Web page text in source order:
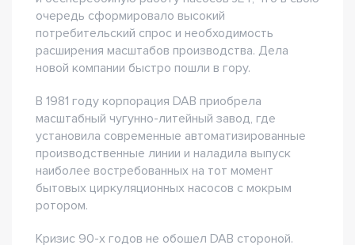
очередь сформировало высокий
потребительский спрос и необходимость
расширения масштабов производства. Дела
новой компании быстро пошли в гору.
В 1981 году корпорация DAB приобрела
масштабный чугунно-литейный завод, где
установила современные автоматизированные
производственные линии и наладила выпуск
наиболее востребованных на тот момент
бытовых циркуляционных насосов с мокрым
ротором.
Кризис 90-х годов не обошел DAB стороной.